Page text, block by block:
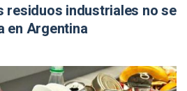
residuos industriales no se
en Argentina